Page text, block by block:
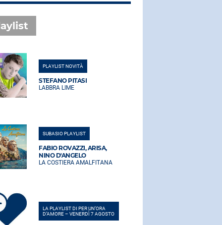
PLAYLIST NOVITÀ
STEFANO PITASI
LABBRA LIME
SUBASIO PLAYLIST
FABIO ROVAZZI, ARISA,
NINO D'ANGELO
LA COSTIERA AMALFITANA
LA PLAYLIST DI PER UN’ORA
D’AMORE – VENERDÌ 7 AGOSTO